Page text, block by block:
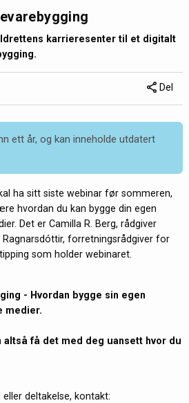
karrieresenter til et digitalt
Del
ett år, og kan inneholde utdatert
ha sitt siste webinar før sommeren,
hvordan du kan bygge din egen
Det er Camilla R. Berg, rådgiver
Ragnarsdóttir, forretningsrådgiver for
som holder webinaret.
- Hvordan bygge sin egen
medier.
altså få det med deg uansett hvor du
deltakelse, kontakt: